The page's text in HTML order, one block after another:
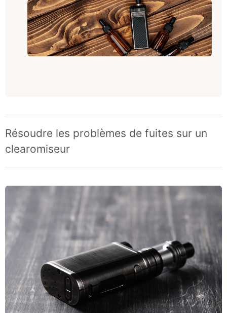
Résoudre les problèmes de fuites sur un
clearomiseur